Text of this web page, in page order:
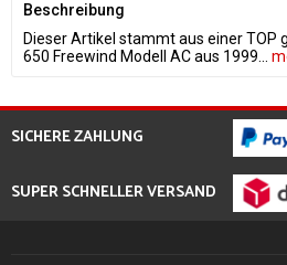
Beschreibung
Dieser Artikel stammt aus einer TOP
650 Freewind Modell AC aus 1999...
SICHERE ZAHLUNG
SUPER SCHNELLER VERSAND